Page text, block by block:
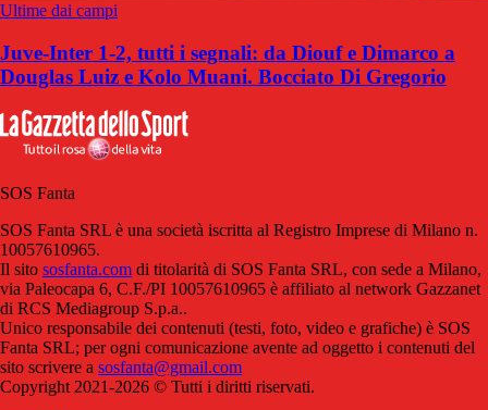
Ultime dai campi
Juve-Inter 1-2, tutti i segnali: da Diouf e Dimarco a
Douglas Luiz e Kolo Muani. Bocciato Di Gregorio
SOS Fanta
SOS Fanta SRL è una società iscritta al Registro Imprese di Milano n.
10057610965.
Il sito sosfanta.com di titolarità di SOS Fanta SRL, con sede a Milano,
via Paleocapa 6, C.F./PI 10057610965 è affiliato al network Gazzanet
di RCS Mediagroup S.p.a..
Unico responsabile dei contenuti (testi, foto, video e grafiche) è SOS
Fanta SRL; per ogni comunicazione avente ad oggetto i contenuti del
sito scrivere a sosfanta@gmail.com
Copyright 2021-2026 © Tutti i diritti riservati.